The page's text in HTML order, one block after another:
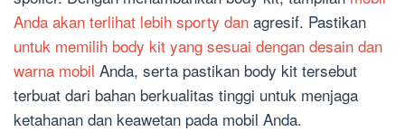
Anda akan terlihat lebih sporty dan agresif. Pastikan
untuk memilih body kit yang sesuai dengan desain dan
warna mobil Anda, serta pastikan body kit tersebut
terbuat dari bahan berkualitas tinggi untuk menjaga
ketahanan dan keawetan pada mobil Anda.